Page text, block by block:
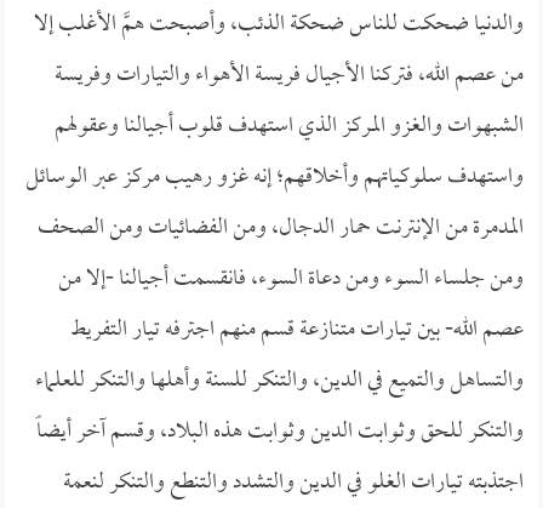
والدنيا ضحكت للناس ضحكة الذئب، وأصبحت همَّ الأغلب إلا
من عصم الله، فتركنا الأجيال فريسة الأهواء والتيارات وفريسة
الشبهوات والغزو المركز الذي استهدف قلوب أجيالنا وعقولهم
واستهدف سلوكياتهم وأخلاقهم؛ إنه غزو رهيب مركز عبر الوسائل
المدمرة من الإنترنت حمار الدجال، ومن الفضائيات ومن الصحف
ومن جلساء السوء ومن دعاة السوء، فانقسمت أجيالنا -إلا من
عصم الله- بين تيارات متنازعة قسم منهم اجترفه تيار التفريط
والتساهل والتميع في الدين، والتنكر للسنة وأهلها والتنكر للعلماء
والتنكر للحق وثوابت الدين وثوابت هذه البلاد، وقسم آخر أيضاً
اجتذبته تيارات الغلو في الدين والتشدد والتنطع والتنكر لنعمة